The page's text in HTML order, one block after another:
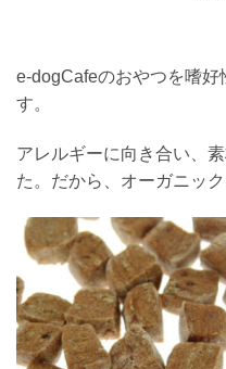
e-dogCafeのおやつを嗜好
す。
アレルギーに向き合い、
た。だから、オーガニッ